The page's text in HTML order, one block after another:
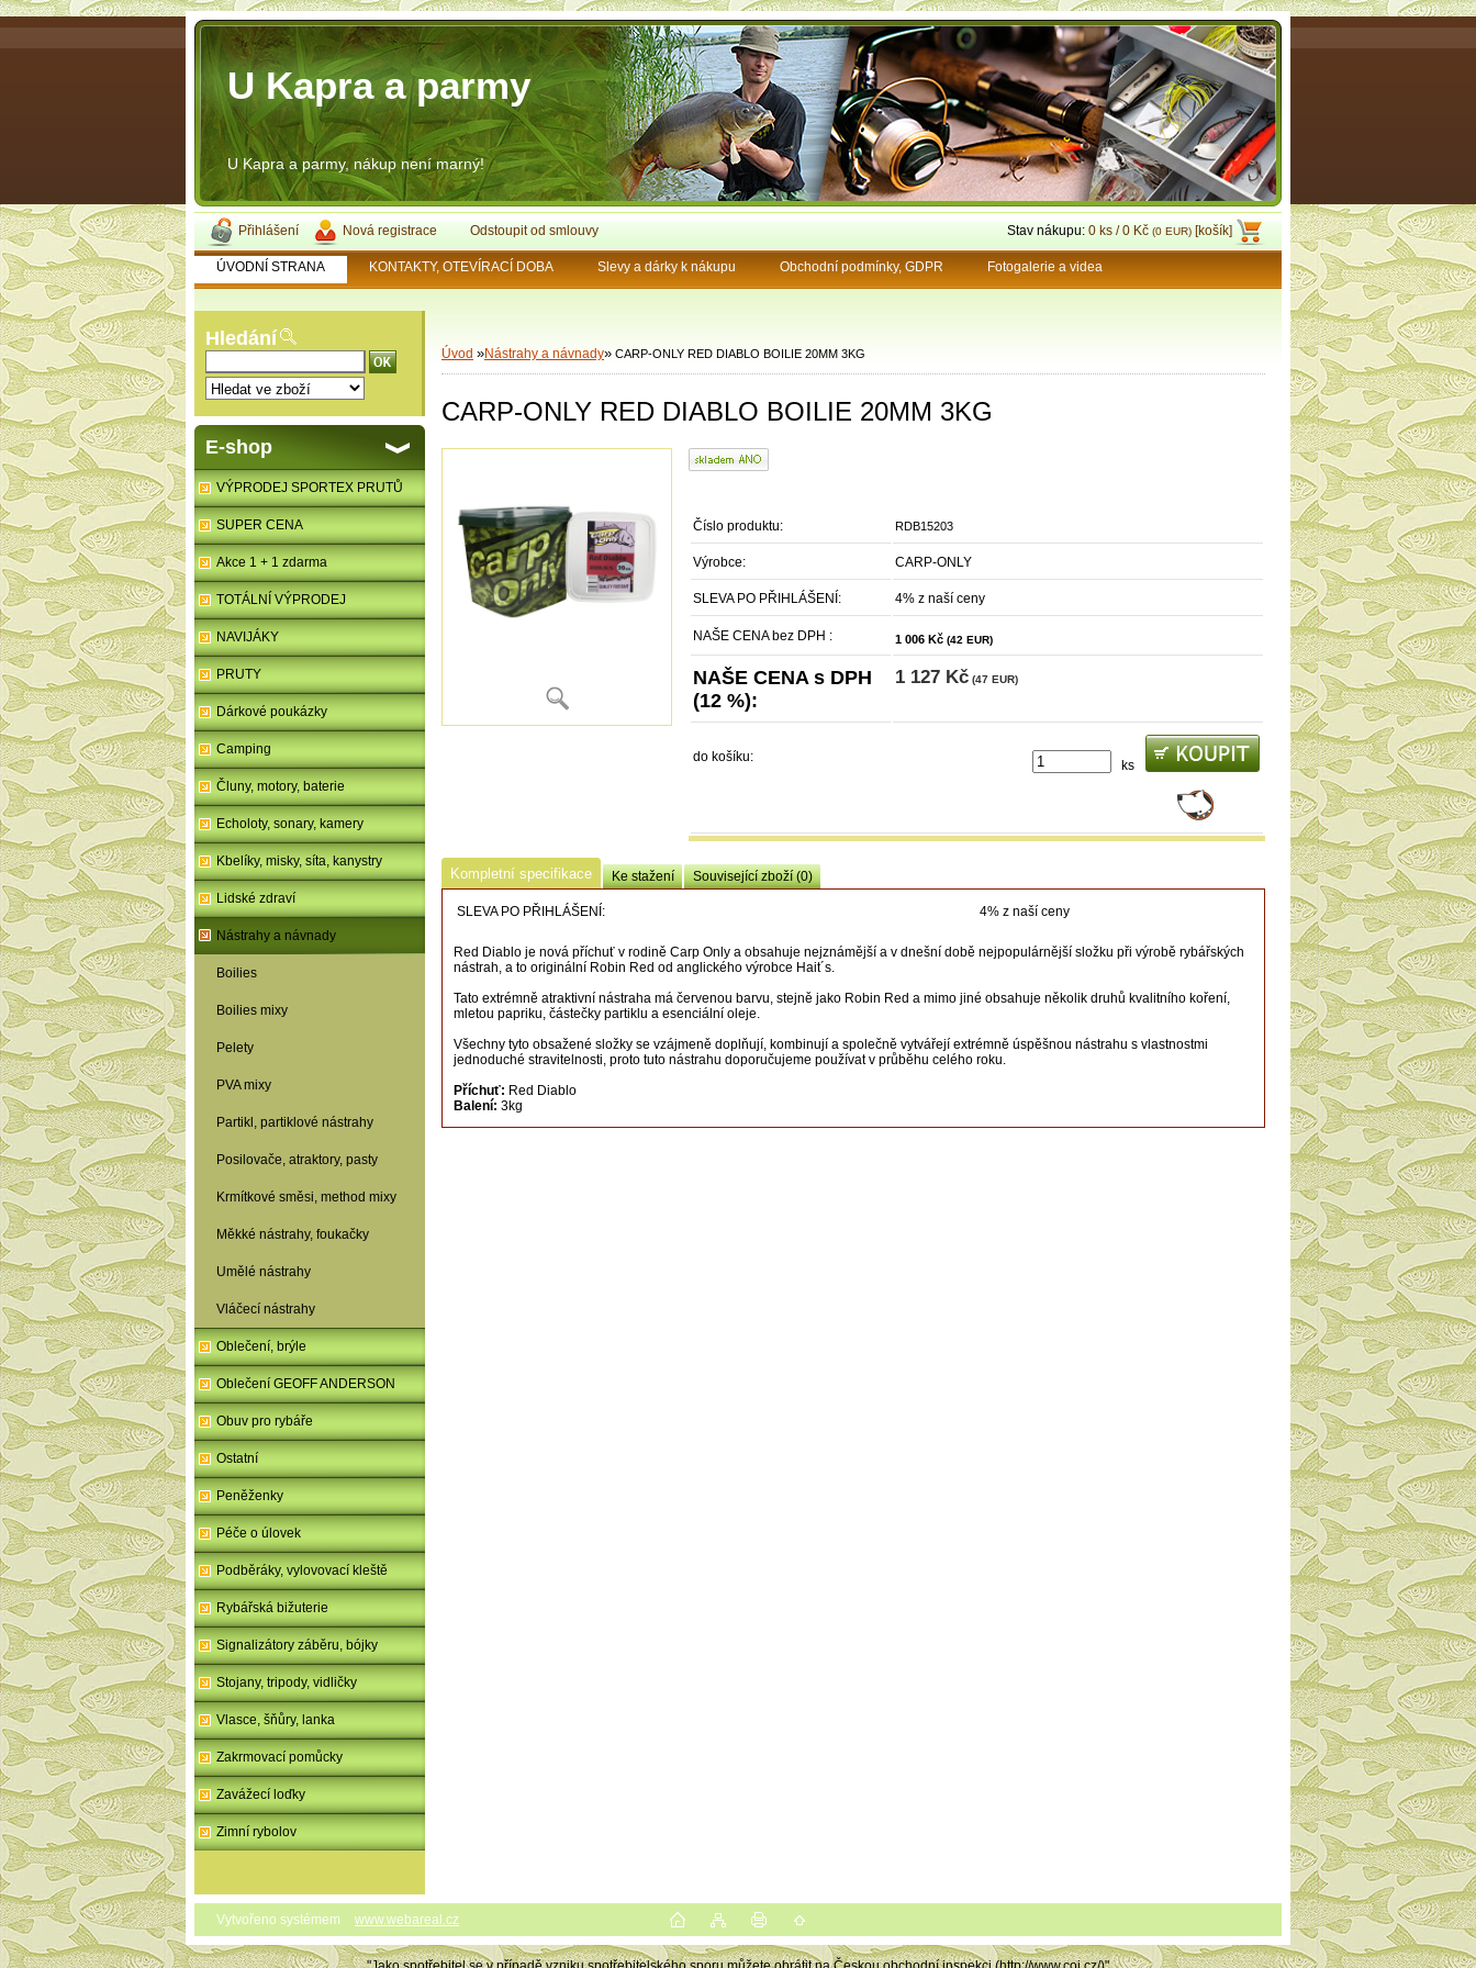
U Kapra a parmy
U Kapra a parmy, nákup není marný!
Přihlášení Nová registrace Odstoupit od smlouvy Stav nákupu: 0 ks / 0 Kč (0 EUR) [košík]
ÚVODNÍ STRANA KONTAKTY, OTEVÍRACÍ DOBA Slevy a dárky k nákupu Obchodní podmínky, GDPR Fotogalerie a videa
Hledání
E-shop
VÝPRODEJ SPORTEX PRUTŮ
SUPER CENA
Akce 1 + 1 zdarma
TOTÁLNÍ VÝPRODEJ
NAVIJÁKY
PRUTY
Dárkové poukázky
Camping
Čluny, motory, baterie
Echoloty, sonary, kamery
Kbelíky, misky, síta, kanystry
Lidské zdraví
Nástrahy a návnady
Boilies
Boilies mixy
Pelety
PVA mixy
Partikl, partiklové nástrahy
Posilovače, atraktory, pasty
Krmítkové směsi, method mixy
Měkké nástrahy, foukačky
Umělé nástrahy
Vláčecí nástrahy
Oblečení, brýle
Oblečení GEOFF ANDERSON
Obuv pro rybáře
Ostatní
Peněženky
Péče o úlovek
Podběráky, vylovovací kleště
Rybářská bižuterie
Signalizátory záběru, bójky
Stojany, tripody, vidličky
Vlasce, šňůry, lanka
Zakrmovací pomůcky
Zavážecí loďky
Zimní rybolov
Úvod »Nástrahy a návnady» CARP-ONLY RED DIABLO BOILIE 20MM 3KG
CARP-ONLY RED DIABLO BOILIE 20MM 3KG
Číslo produktu: RDB15203
Výrobce: CARP-ONLY
SLEVA PO PŘIHLÁŠENÍ: 4% z naší ceny
NAŠE CENA bez DPH : 1 006 Kč (42 EUR)
NAŠE CENA s DPH
(12 %):
1 127 Kč (47 EUR)
do košíku:
ks
Kompletní specifikace Ke stažení Související zboží (0)
SLEVA PO PŘIHLÁŠENÍ: 4% z naší ceny
Red Diablo je nová příchuť v rodině Carp Only a obsahuje nejznámější a v dnešní době nejpopulárnější složku při výrobě rybářských
nástrah, a to originální Robin Red od anglického výrobce Hait´s.
Tato extrémně atraktivní nástraha má červenou barvu, stejně jako Robin Red a mimo jiné obsahuje několik druhů kvalitního koření,
mletou papriku, částečky partiklu a esenciální oleje.
Všechny tyto obsažené složky se vzájmeně doplňují, kombinují a společně vytvářejí extrémně úspěšnou nástrahu s vlastnostmi
jednoduché stravitelnosti, proto tuto nástrahu doporučujeme používat v průběhu celého roku.
Příchuť: Red Diablo
Balení: 3kg
Vytvořeno systémem www.webareal.cz